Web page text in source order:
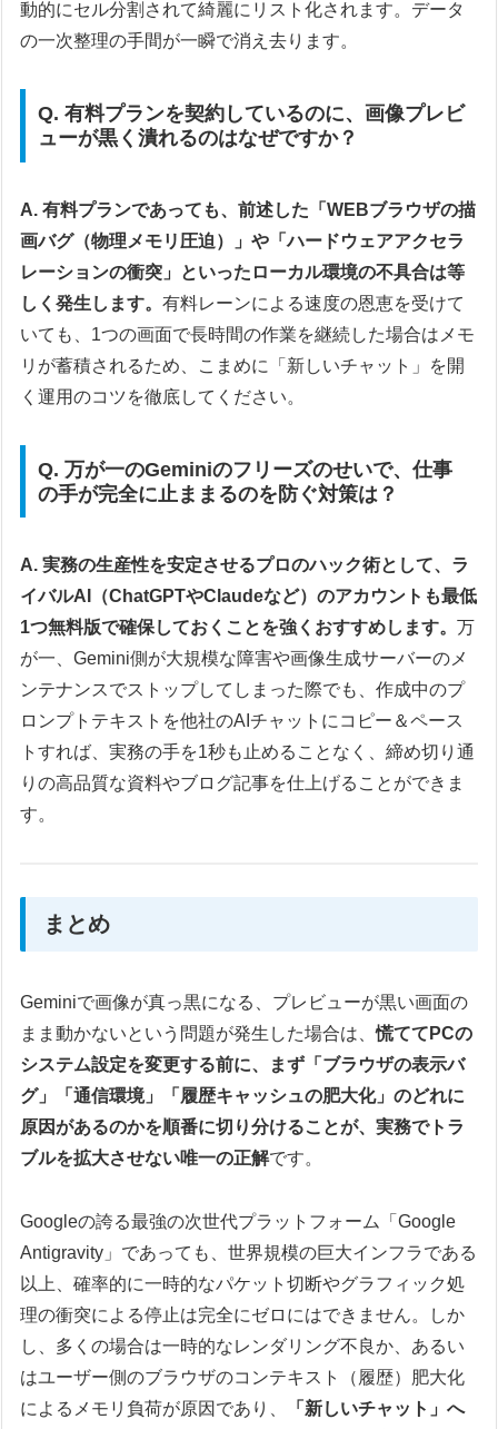
動的にセル分割されて綺麗にリスト化されます。データ
の一次整理の手間が一瞬で消え去ります。
Q. 有料プランを契約しているのに、画像プレビ
ューが黒く潰れるのはなぜですか？
A. 有料プランであっても、前述した「WEBブラウザの描
画バグ（物理メモリ圧迫）」や「ハードウェアアクセラ
レーションの衝突」といったローカル環境の不具合は等
しく発生します。有料レーンによる速度の恩恵を受けて
いても、1つの画面で長時間の作業を継続した場合はメモ
リが蓄積されるため、こまめに「新しいチャット」を開
く運用のコツを徹底してください。
Q. 万が一のGeminiのフリーズのせいで、仕事
の手が完全に止ままるのを防ぐ対策は？
A. 実務の生産性を安定させるプロのハック術として、ラ
イバルAI（ChatGPTやClaudeなど）のアカウントも最低
1つ無料版で確保しておくことを強くおすすめします。
万
が一、Gemini側が大規模な障害や画像生成サーバーのメ
ンテナンスでストップしてしまった際でも、作成中のプ
ロンプトテキストを他社のAIチャットにコピー＆ペース
トすれば、実務の手を1秒も止めることなく、締め切り通
りの高品質な資料やブログ記事を仕上げることができま
す。
まとめ
Geminiで画像が真っ黒になる、プレビューが黒い画面の
まま動かないという問題が発生した場合は、慌ててPCの
システム設定を変更する前に、まず「ブラウザの表示バ
グ」「通信環境」「履歴キャッシュの肥大化」のどれに
原因があるのかを順番に切り分けることが、実務でトラ
ブルを拡大させない唯一の正解です。
Googleの誇る最強の次世代プラットフォーム「Google
Antigravity」であっても、世界規模の巨大インフラである
以上、確率的に一時的なパケット切断やグラフィック処
理の衝突による停止は完全にゼロにはできません。しか
し、多くの場合は一時的なレンダリング不良か、あるい
はユーザー側のブラウザのコンテキスト（履歴）肥大化
によるメモリ負荷が原因であり、
「新しいチャット」へ